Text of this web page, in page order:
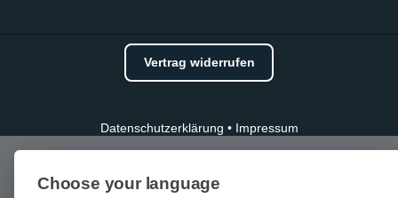
Vertrag widerrufen
Datenschutzerklärung • Impressum
Choose your language